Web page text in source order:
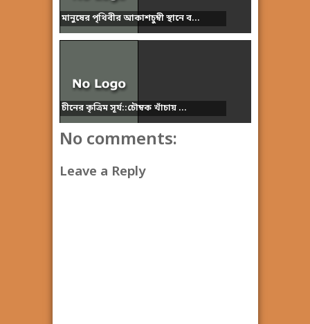
মানুষের পৃথিবীর আকাশচুম্বী স্থানে ব...
চীনের কৃত্রিম সূর্য::চৌম্বক খাঁচায় ...
No comments:
Leave a Reply